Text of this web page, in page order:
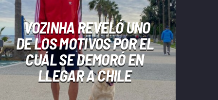
VOZINHA REVELÓ UNO
DE LOS MOTIVOS POR EL
CUÁL SE DEMORÓ EN
LLEGAR A CHILE